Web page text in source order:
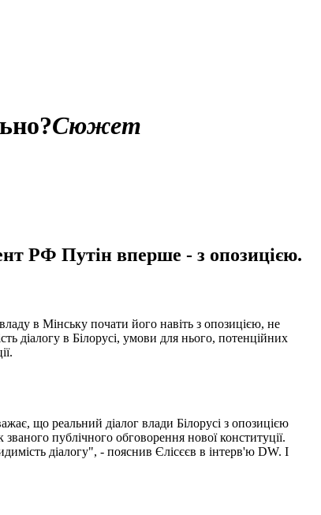
Сюжет
РФ Путін вперше - з опозицією.
в Мінську почати його навіть з опозицією, не
діалогу в Білорусі, умови для нього, потенційних
що реальний діалог влади Білорусі з опозицією
публічного обговорення нової конституції.
діалогу", - пояснив Єлісєєв в інтерв'ю DW. І